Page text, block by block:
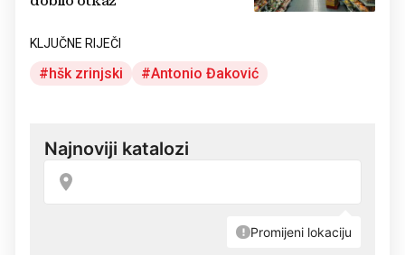
KLJUČNE RIJEČI
hšk zrinjski Antonio Đaković